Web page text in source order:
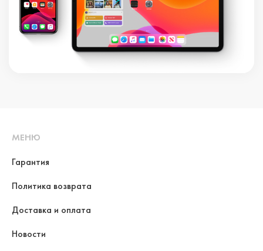
МЕНЮ
Гарантия
Политика возврата
Доставка и оплата
Новости